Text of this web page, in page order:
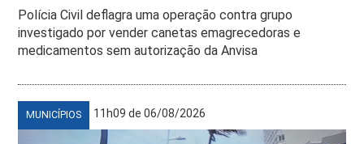
Polícia Civil deflagra uma operação contra grupo
investigado por vender canetas emagrecedoras e
medicamentos sem autorização da Anvisa
MUNICÍPIOS 11h09 de 06/08/2026